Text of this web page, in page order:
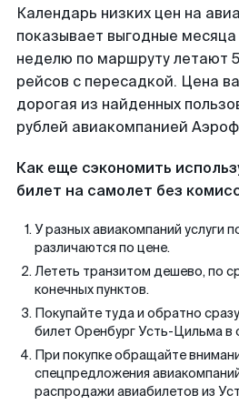
Календарь низких цен на
показывает выгодные
неделю по маршруту летают
рейсов с пересадкой. Цена
дорогая из найденных
рублей авиакомпанией
Как еще сэкономить
билет на самолет без
У разных авиакомпаний услуги
различаются по цене.
Лететь транзитом дешево, по
конечных пунктов.
Покупайте туда и обратно
билет Оренбург Усть-Цильма в
При покупке обращайте
спецпредложения
распродажи авиабилетов из